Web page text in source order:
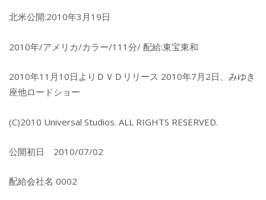
北米公開:2010年3月19日
2010年/アメリカ/カラー/111分/ 配給:東宝東和
2010年11月10日よりＤＶＤリリース 2010年7月2日、みゆき
座他ロードショー
(C)2010 Universal Studios. ALL RIGHTS RESERVED.
公開初日 2010/07/02
配給会社名 0002